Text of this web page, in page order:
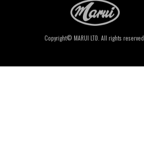
Copyright© MARUI LTD. All rights reserved.